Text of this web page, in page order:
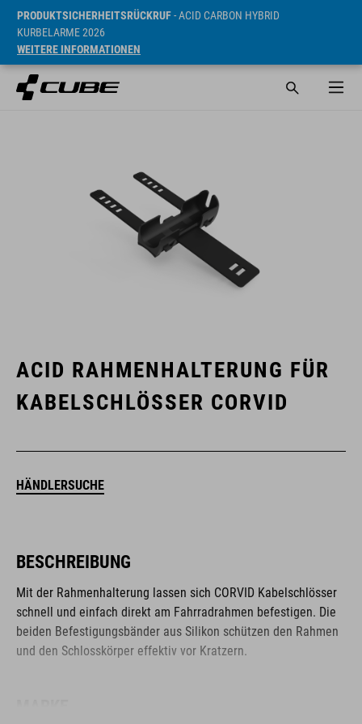
PRODUKTSICHERHEITSRÜCKRUF- ACID CARBON HYBRID
KURBELARME 2026
WEITERE INFORMATIONEN
ACID RAHMENHALTERUNG FÜR
KABELSCHLÖSSER CORVID
HÄNDLERSUCHE
BESCHREIBUNG
Mit der Rahmenhalterung lassen sich CORVID Kabelschlösser
schnell und einfach direkt am Fahrradrahmen befestigen. Die
beiden Befestigungsbänder aus Silikon schützen den Rahmen
und den Schlosskörper effektiv vor Kratzern.